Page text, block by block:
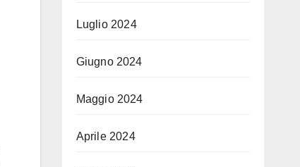
Luglio 2024
Giugno 2024
Maggio 2024
Aprile 2024